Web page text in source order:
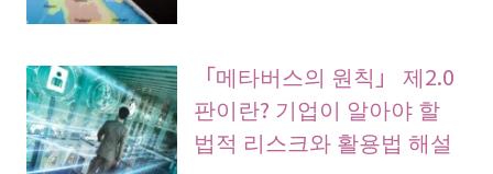
「메타버스의 원칙」 제2.0
판이란? 기업이 알아야 할
법적 리스크와 활용법 해설